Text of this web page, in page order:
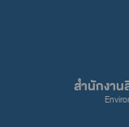
สำนักงา